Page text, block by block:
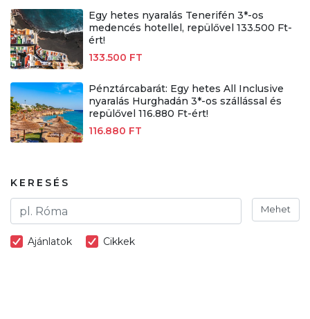
Egy hetes nyaralás Tenerifén 3*-os
medencés hotellel, repülővel 133.500 Ft-
ért!
133.500 FT
Pénztárcabarát: Egy hetes All Inclusive
nyaralás Hurghadán 3*-os szállással és
repülővel 116.880 Ft-ért!
116.880 FT
KERESÉS
Mehet
Ajánlatok Cikkek